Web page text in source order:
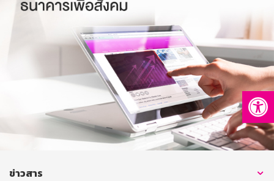
เกี่ยวกับธนาคาร
การพัฒนาที่ยั่งยืน
บริการทางการเงิน
ติดต่อเรา
บริการออนไลน์
ข่าวสาร